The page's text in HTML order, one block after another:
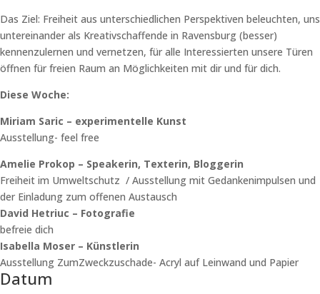
Das Ziel: Freiheit aus unterschiedlichen Perspektiven beleuchten, uns
untereinander als Kreativschaffende in Ravensburg (besser)
kennenzulernen und vernetzen, für alle Interessierten unsere Türen
öffnen für freien Raum an Möglichkeiten mit dir und für dich.
Diese Woche:
Miriam Saric – experimentelle Kunst
Ausstellung- feel free
Amelie Prokop – Speakerin, Texterin, Bloggerin
Freiheit im Umweltschutz / Ausstellung mit Gedankenimpulsen und
der Einladung zum offenen Austausch
David Hetriuc – Fotografie
befreie dich
Isabella Moser – Künstlerin
Ausstellung ZumZweckzuschade- Acryl auf Leinwand und Papier
Datum